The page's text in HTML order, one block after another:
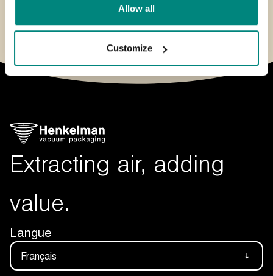
Allow all
Customize
Envoyez une-mail
sav@henkelman.com
Extracting air, adding
value.
Langue
Français